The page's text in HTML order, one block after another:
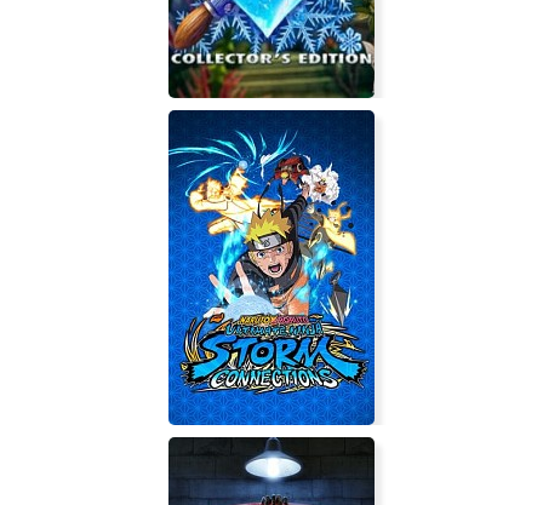
Secret Trails: Frozen Heart